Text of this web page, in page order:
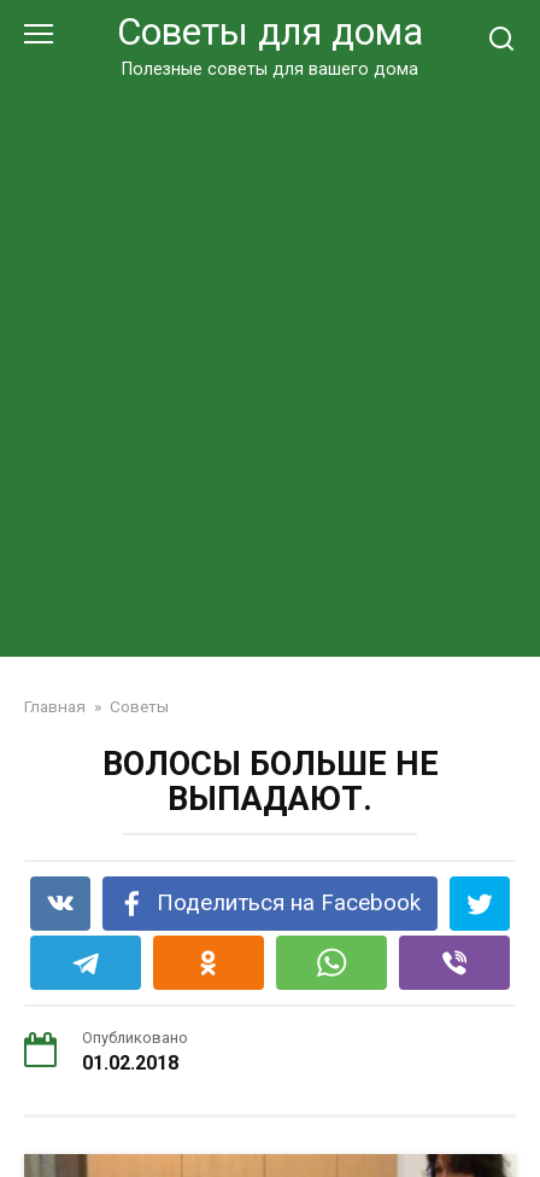
Советы для дома
Полезные советы для вашего дома
Главная » Советы
ВОЛОСЫ БОЛЬШЕ НЕ
ВЫПАДАЮТ.
Поделиться на Facebook
Опубликовано
01.02.2018